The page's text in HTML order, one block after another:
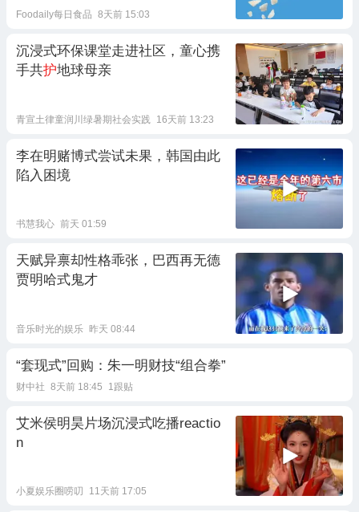
Foodaily每日食品 8天前 15:03
沉浸式环保课堂走进社区，童心携
手共护地球母亲
青宣土律童润川绿暑期社会实践 16天前 13:23
李在明赌博式尝试未果，韩国由此
陷入困境
书慧我心 前天 01:59
天赋异禀却性格乖张，巴西再无德
贾明哈式鬼才
音乐时光的娱乐 昨天 08:44
“套现式”回购：朱一明财技“组合拳”
财中社 8天前 18:45 1跟贴
艾米侯明昊片场沉浸式吃播reactio
n
小夏娱乐圈唠叨 11天前 17:05